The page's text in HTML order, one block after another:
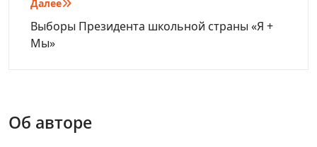
Далее
Выборы Президента школьной страны «Я +
Мы»
Об авторе